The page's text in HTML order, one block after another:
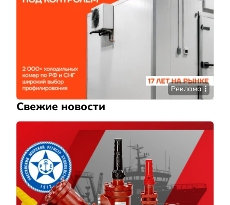
Реклама
Свежие новости